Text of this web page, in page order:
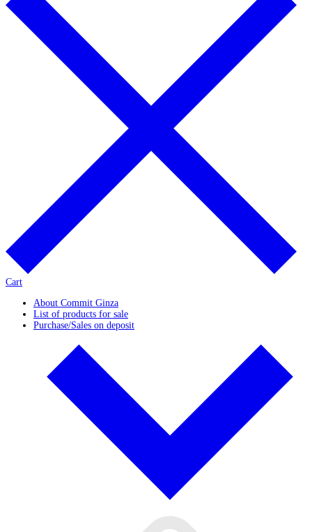
Cart
About Commit Ginza
List of products for sale
Purchase/Sales on deposit